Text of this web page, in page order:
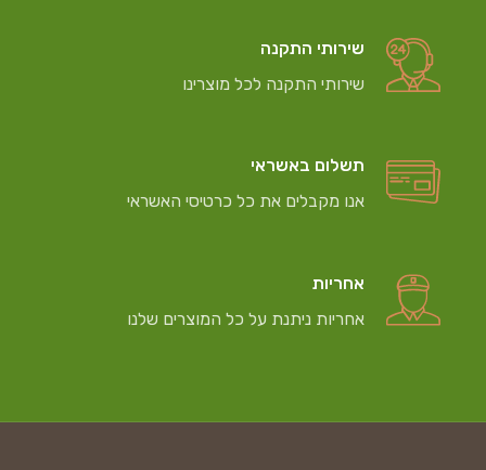
שירותי התקנה
שירותי התקנה לכל מוצרינו
תשלום באשראי
אנו מקבלים את כל כרטיסי האשראי
אחריות
אחריות ניתנת על כל המוצרים שלנו